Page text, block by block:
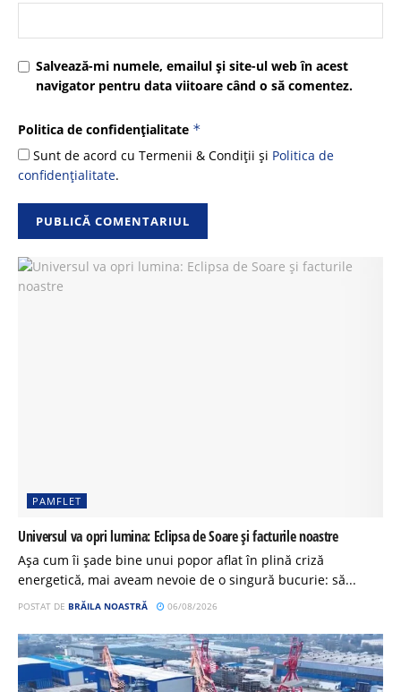
Salvează-mi numele, emailul și site-ul web în acest
navigator pentru data viitoare când o să comentez.
Politica de confidențialitate *
Sunt de acord cu Termenii & Condiții și Politica de
confidențialitate.
PAMFLET
Universul va opri lumina: Eclipsa de Soare și facturile noastre
Așa cum îi șade bine unui popor aflat în plină criză
energetică, mai aveam nevoie de o singură bucurie: să...
POSTAT DE BRĂILA NOASTRĂ 06/08/2026